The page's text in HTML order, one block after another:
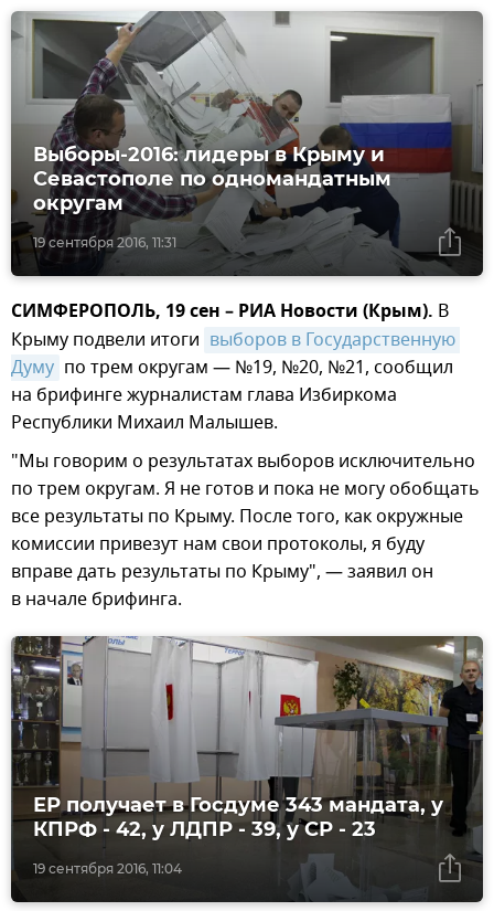
19 сентября 2016, 11:31
Выборы-2016: лидеры в Крыму и
Севастополе по одномандатным
округам
СИМФЕРОПОЛЬ, 19 сен – РИА Новости (Крым). В
Крыму подвели итоги выборов в Государственную
Думу по трем округам — №19, №20, №21, сообщил
на брифинге журналистам глава Избиркома
Республики Михаил Малышев.
"Мы говорим о результатах выборов исключительно
по трем округам. Я не готов и пока не могу обобщать
все результаты по Крыму. После того, как окружные
комиссии привезут нам свои протоколы, я буду
вправе дать результаты по Крыму", — заявил он
в начале брифинга.
19 сентября 2016, 11:04
ЕР получает в Госдуме 343 мандата, у
КПРФ - 42, у ЛДПР - 39, у СР - 23